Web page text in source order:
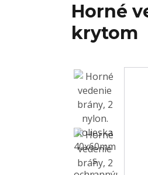
Horné
krytom